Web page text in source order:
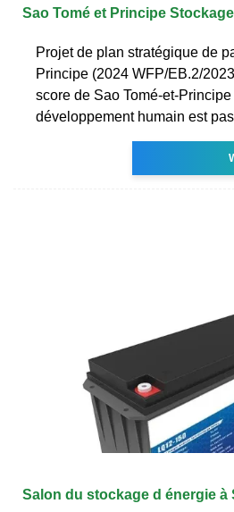
Sao Tomé et Principe
Projet de plan stratégique de
Principe (2024 WFP/EB.2/
score de Sao Tomé-et-
développement humain est
Salon du stockage d énergie à